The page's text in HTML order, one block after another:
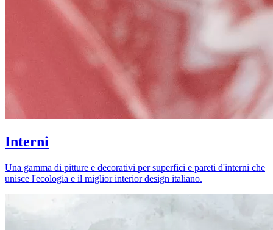
Interni
Una gamma di pitture e decorativi per superfici e pareti d'interni che
unisce l'ecologia e il miglior interior design italiano.